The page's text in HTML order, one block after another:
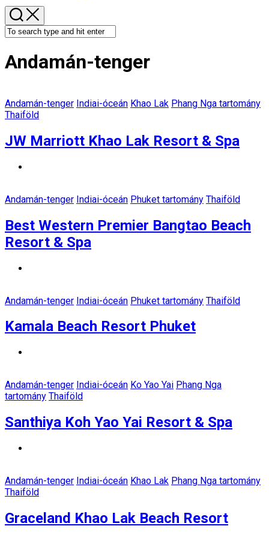
Andamán-tenger
Andamán-tenger Indiai-óceán Khao Lak Phang Nga tartomány
Thaiföld
JW Marriott Khao Lak Resort & Spa
Andamán-tenger Indiai-óceán Phuket tartomány Thaiföld
Best Western Premier Bangtao Beach
Resort & Spa
Andamán-tenger Indiai-óceán Phuket tartomány Thaiföld
Kamala Beach Resort Phuket
Andamán-tenger Indiai-óceán Ko Yao Yai Phang Nga
tartomány Thaiföld
Santhiya Koh Yao Yai Resort & Spa
Andamán-tenger Indiai-óceán Khao Lak Phang Nga tartomány
Thaiföld
Graceland Khao Lak Beach Resort